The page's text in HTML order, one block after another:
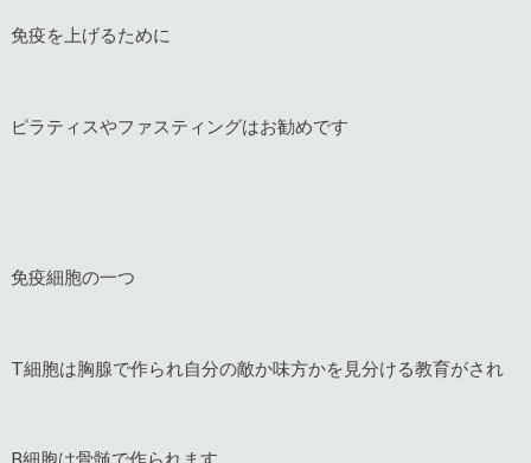
免疫を上げるために
ピラティスやファスティングはお勧めです
免疫細胞の一つ
T細胞は胸腺で作られ自分の敵か味方かを見分ける教育がされ
B細胞は骨髄で作られます